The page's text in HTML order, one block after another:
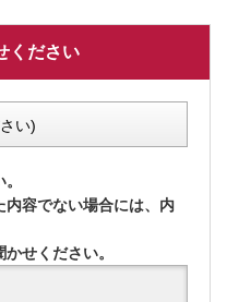
ください
い)
内容でない場合には、内
せください。